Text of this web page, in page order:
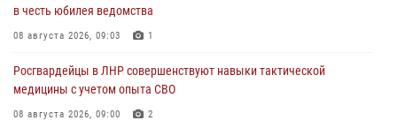
в честь юбилея ведомства
08 августа 2026, 09:03 1
Росгвардейцы в ЛНР совершенствуют навыки тактической
медицины с учетом опыта СВО
08 августа 2026, 09:00 2